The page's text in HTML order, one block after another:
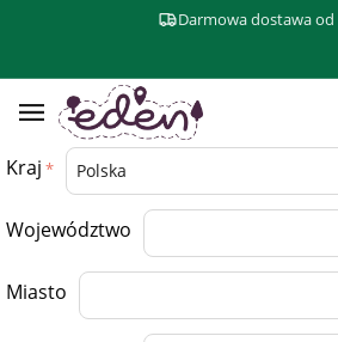
Darmowa dostawa od
Kraj
Województwo
Miasto